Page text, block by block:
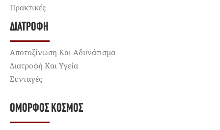
Πρακτικές
ΔΙΑΤΡΟΦΉ
Αποτοξίνωση Και Αδυνάτισμα
Διατροφή Και Υγεία
Συνταγές
ΌΜΟΡΦΟΣ ΚΌΣΜΟΣ